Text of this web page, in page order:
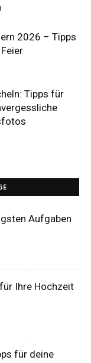
2026 – Tipps
Tipps für
Aufgaben
Ihre Hochzeit
für deine